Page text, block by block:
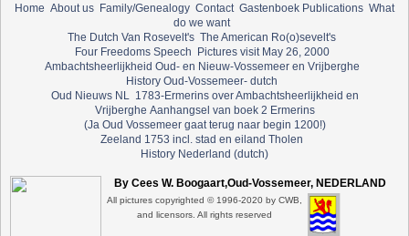
Home About us Family/Genealogy Contact Gastenboek Publications What
do we want
The Dutch Van Rosevelt's The American Ro(o)sevelt's
Four Freedoms Speech Pictures visit May 26, 2000
Ambachtsheerlijkheid Oud- en Nieuw-Vossemeer en Vrijberghe
History Oud-Vossemeer- dutch
Oud Nieuws NL
1783-Ermerins over Ambachtsheerlijkheid en
Vrijberghe Aanhangsel van boek 2 Ermerins
(Ja Oud Vossemeer gaat terug naar begin 1200!)
Zeeland 1753 incl. stad en eiland Tholen
History Nederland (dutch)
By Cees W. Boogaart,Oud-Vossemeer, NEDERLAND
All pictures copyrighted © 1996-2020 by CWB,
and licensors. All rights reserved